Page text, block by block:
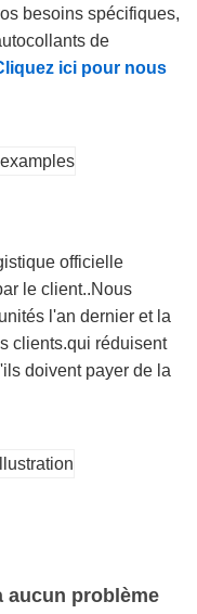
besoins spécifiques,
de
ici pour nous
officielle
le client..Nous
l'an dernier et la
clients.qui réduisent
doivent payer de la
aucun problème